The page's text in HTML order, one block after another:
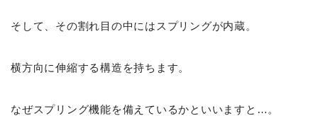
そして、その割れ目の中にはスプリングが内蔵。
横方向に伸縮する構造を持ちます。
なぜスプリング機能を備えているかといいますと…。